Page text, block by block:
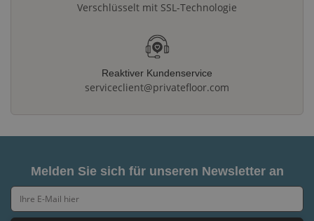
Verschlüsselt mit SSL-Technologie
Reaktiver Kundenservice
serviceclient@privatefloor.com
Melden Sie sich für unseren Newsletter an